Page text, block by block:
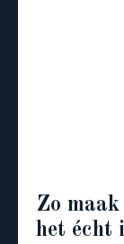
Zo
het écht